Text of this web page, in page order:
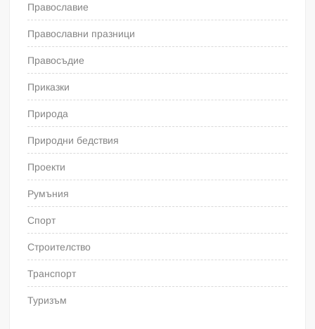
Православие
Православни празници
Правосъдие
Приказки
Природа
Природни бедствия
Проекти
Румъния
Спорт
Строителство
Транспорт
Туризъм